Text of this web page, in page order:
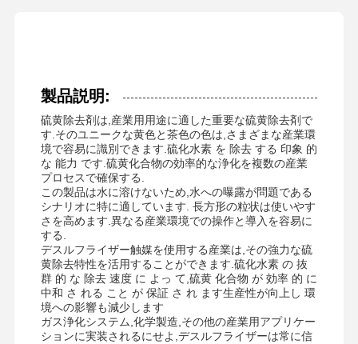
製品説明:
硫黄除去剤は,産業用用途に適した重要な硫黄除去剤で
す.そのユニークな黄色と茶色の色は,さまざまな産業環
境で容易に識別できます.硫化水素 を 除去 する 印象 的
な 能力 です.硫黄化合物の効率的な浄化を複数の産業
プロセスで確保する.
この製品は水に溶けないため,水への曝露が問題である
シナリオに特に適しています. 長方形の粒状は使いやす
さを高めます.異なる産業環境での操作と導入を容易に
する.
デスルフライザー触媒を使用する産業は,その強力な硫
黄除去特性を活用することができます.硫化水素 の 抜
群 的 な 除去 速度 に よっ て,硫黄 化合物 が 効率 的 に
中和 さ れる こと が 保証 さ れ ます生産性が向上し 環
境への影響も減少します
ガス浄化システム,化学製造,その他の産業用アプリケー
ションに実装されるにせよ,デスルフライザーは常に信